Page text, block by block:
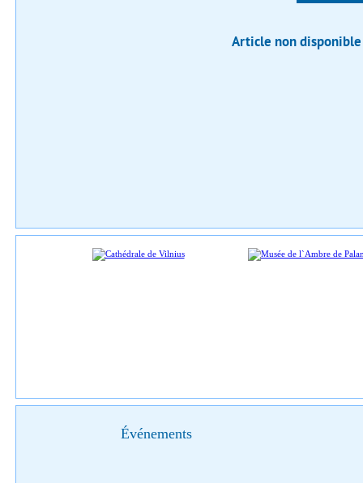
Article non disponible
Événements